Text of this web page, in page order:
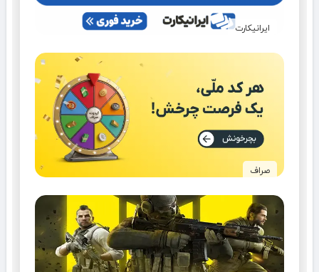
ایرانیکارت
صراف